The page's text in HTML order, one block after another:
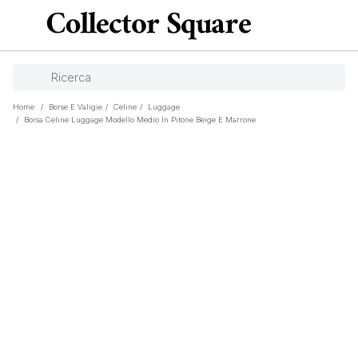
Home / Borse E Valigie / Celine /
Luggage
/
Borsa Celine Luggage Modello Medio In Pitone Beige E Marrone